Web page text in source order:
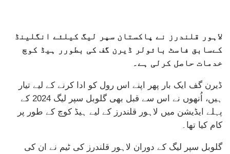
لاہور قلندرز نے پاکستان سپر لیگ کیلئے انگلینڈ
کےسابق فاسٹ بائولر ڈیرن گف کی بطورر ہیڈ کوچ
خدمات حاصل کرلی ہے۔
ڈیرن گف ایک بار پھر اپنے اس رول کو ادا کرنے کے لیے تیار
ہیں، اُنھوں نے اس سے قبل بھی گلوبل سپر لیگ 2024 کے
پہلے ایڈیشن میں لاہور قلندرز کے لیے ہیڈ کوچ کے طور پر
کام کیا تھا۔
گلوبل سپر لیگ کے دوران لاہور قلندرز کی ٹیم نے ان کی